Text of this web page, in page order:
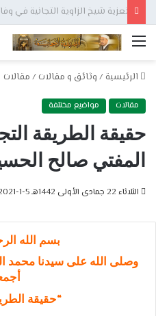
القائمة
الرئيسية / وثائق و مقالات / مقالات
مقالات مواضيع مختلفة
حقيقة الطريقة
المفتي صالح
الثلاثاء 22 جمادى الأولى 1442هـ 5-1-2021م
بسم الله
وصلى الله على سيدنا محمد
“حقيقة